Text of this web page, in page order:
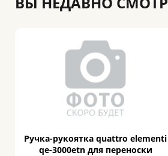
Ручка-рукоятка quattro elementi
qe-3000etn для переноски